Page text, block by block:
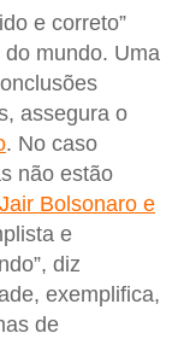
e correto”
mundo. Uma
assegura o
. No caso
não estão
Bolsonaro e
e
diz
exemplifica,
de